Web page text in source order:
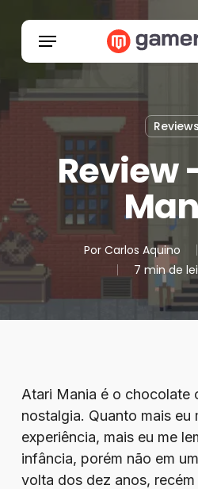
Menu
Reviews
Review
Por Carlos Aquino
7 min de
Atari Mania é o chocolate
nostalgia. Quanto mais eu
experiência, mais eu me
infância, porém não em
volta dos dez anos,